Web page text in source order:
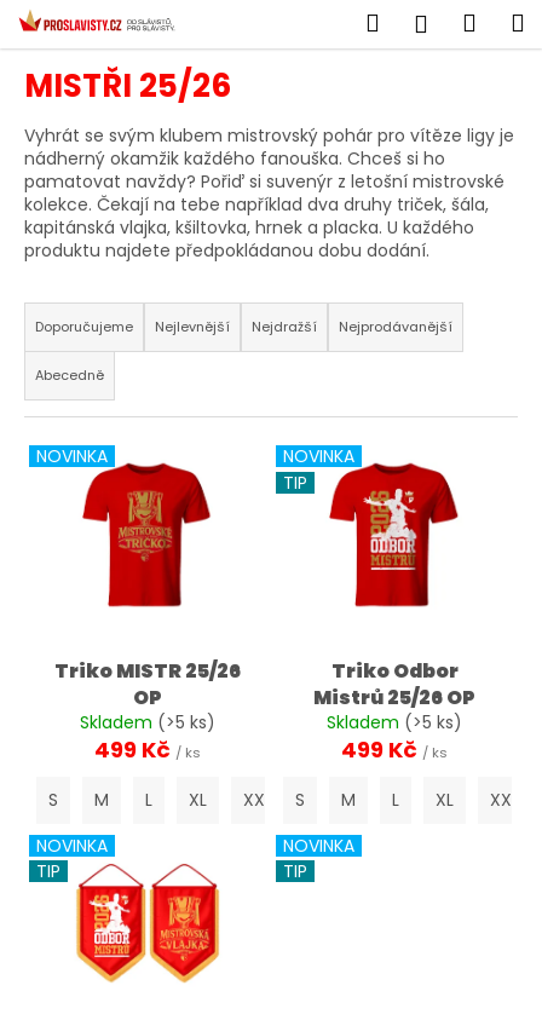
Přejít
obsah
Hledat
MISTŘI 25/26
Vyhrát se svým klubem mistrovský pohár pro vítěze ligy je
nádherný okamžik každého fanouška. Chceš si ho
pamatovat navždy? Pořiď si suvenýr z letošní mistrovské
kolekce. Čekají na tebe například dva druhy triček, šála,
kapitánská vlajka, kšiltovka, hrnek a placka. U každého
produktu najdete předpokládanou dobu dodání.
Ř
a
z
e
n
í
Doporučujeme Nejlevnější Nejdražší Nejprodávanější
Abecedně
V
ů
NOVINKA
Triko MISTR 25/26
OP
Skladem (>5 ks)
499 Kč / ks
S M L XL XXL 4XL 5XL
NOVINKA
TIP
Triko Odbor
Mistrů 25/26 OP
Skladem (>5 ks)
499 Kč / ks
S M L XL
XXL
NOVINKA
TIP
NOVINKA
TIP
o
C
o
p
o
t
e
b
u
j
e
t